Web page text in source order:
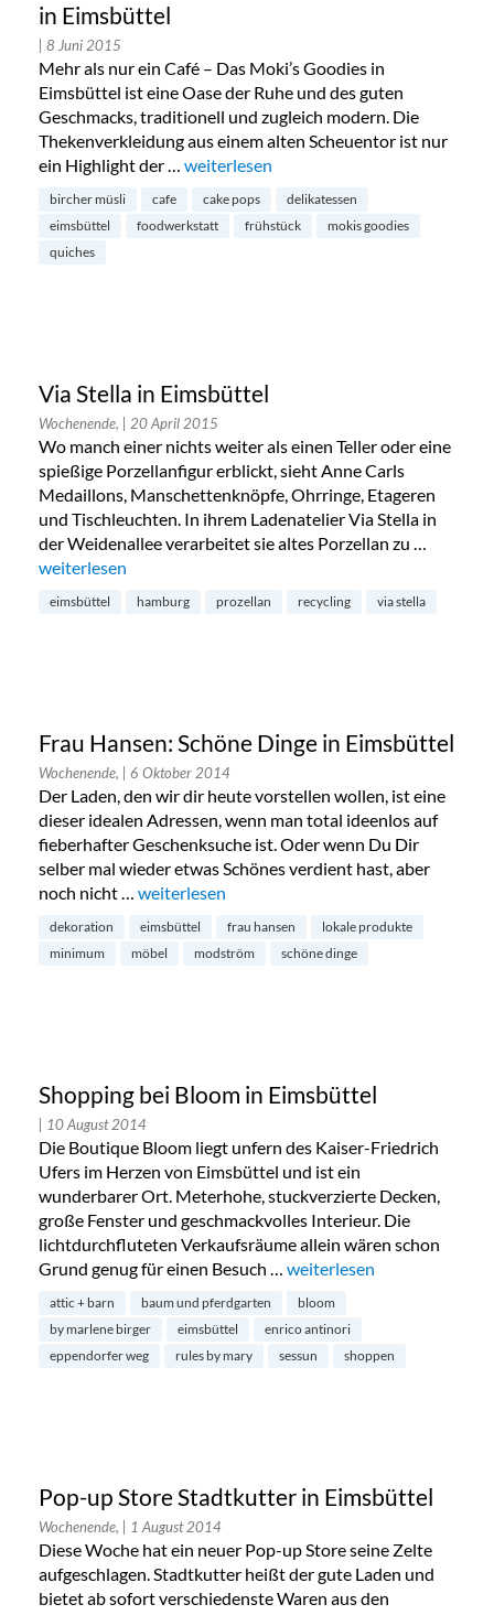
in Eimsbüttel
| 8 Juni 2015
Mehr als nur ein Café – Das Moki’s Goodies in
Eimsbüttel ist eine Oase der Ruhe und des guten
Geschmacks, traditionell und zugleich modern. Die
Thekenverkleidung aus einem alten Scheuentor ist nur
ein Highlight der … „Moki’s Goodies: Café und
weiterlesen
bircher müsli cafe cake pops
delikatessen
eimsbüttel
foodwerkstatt frühstück
mokis goodies
quiches
Via Stella in Eimsbüttel
Wochenende, | 20 April 2015
Wo manch einer nichts weiter als einen Teller oder eine
spießige Porzellanfigur erblickt, sieht Anne Carls
Medaillons, Manschettenknöpfe, Ohrringe, Etageren
und Tischleuchten. In ihrem Ladenatelier Via Stella in
der Weidenallee verarbeitet sie altes Porzellan zu …
„Via Stella in Eimsbüttel“
weiterlesen
eimsbüttel hamburg prozellan recycling via stella
Frau Hansen: Schöne Dinge in Eimsbüttel
Wochenende, | 6 Oktober 2014
Der Laden, den wir dir heute vorstellen wollen, ist eine
dieser idealen Adressen, wenn man total ideenlos auf
fieberhafter Geschenksuche ist. Oder wenn Du Dir
selber mal wieder etwas Schönes verdient hast, aber
noch nicht … „Frau Hansen: Schöne Dinge in Eimsbüttel“
weiterlesen
dekoration eimsbüttel frau hansen
lokale produkte
minimum
möbel modström schöne dinge
Shopping bei Bloom in Eimsbüttel
| 10 August 2014
Die Boutique Bloom liegt unfern des Kaiser-Friedrich
Ufers im Herzen von Eimsbüttel und ist ein
wunderbarer Ort. Meterhohe, stuckverzierte Decken,
große Fenster und geschmackvolles Interieur. Die
lichtdurchfluteten Verkaufsräume allein wären schon
Grund genug für einen Besuch … „Shopping bei Bloom in
weiterlesen
attic + barn baum und pferdgarten
bloom
by marlene birger
eimsbüttel
enrico antinori
eppendorfer weg
rules by mary sessun shoppen
Pop-up Store Stadtkutter in Eimsbüttel
Wochenende, | 1 August 2014
Diese Woche hat ein neuer Pop-up Store seine Zelte
aufgeschlagen. Stadtkutter heißt der gute Laden und
bietet ab sofort verschiedenste Waren aus den